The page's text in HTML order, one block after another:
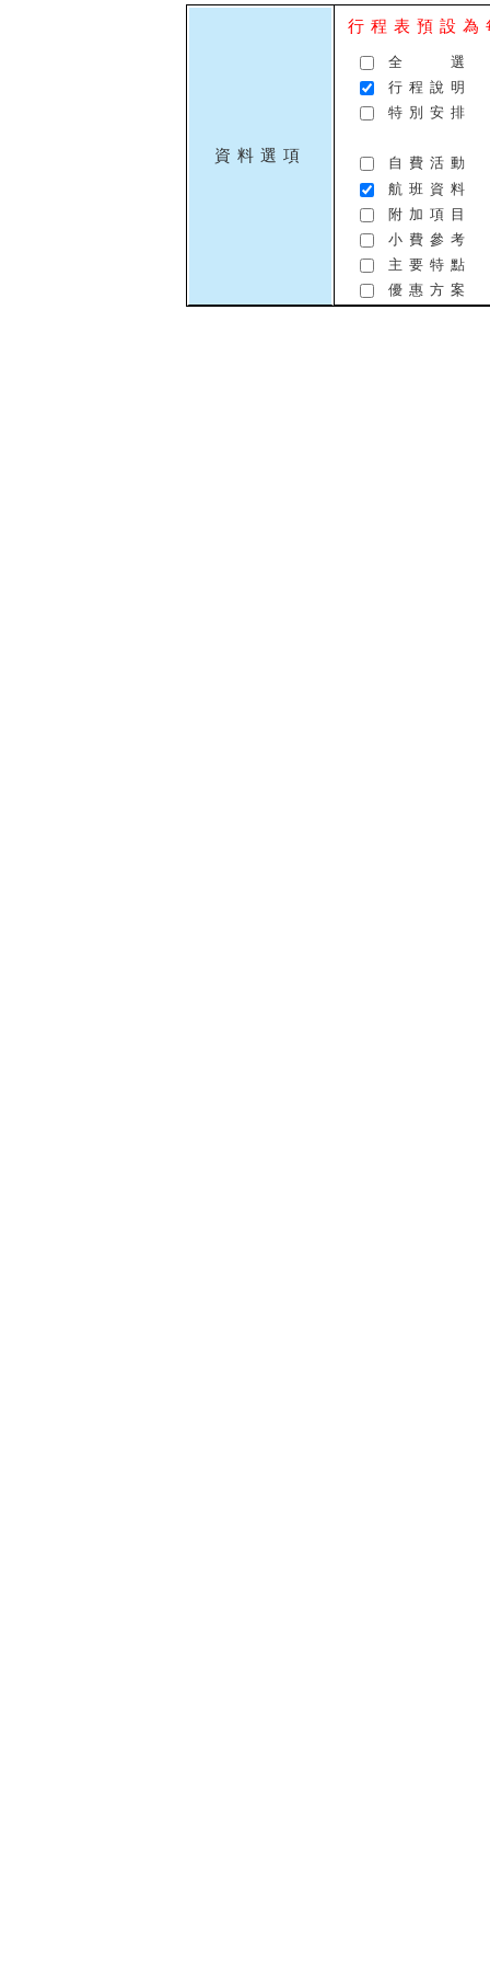
資料選項
行程表預設
全 選
行程說明
特別安排
自費活動
航班資料
附加項目
小費參考
主要特點
優惠方案